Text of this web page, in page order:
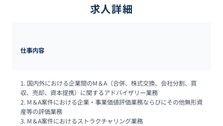
求人詳細
仕事内容
1. 国内外における企業間のM＆A（合併、株式交換、会社分割、買
収、売却、資本提携）に関するアドバイザリー業務
2. M＆A案件における企業・事業価値評価業務ならびにその他無形資
産等の評価業務
3. M＆A案件におけるストラクチャリング業務